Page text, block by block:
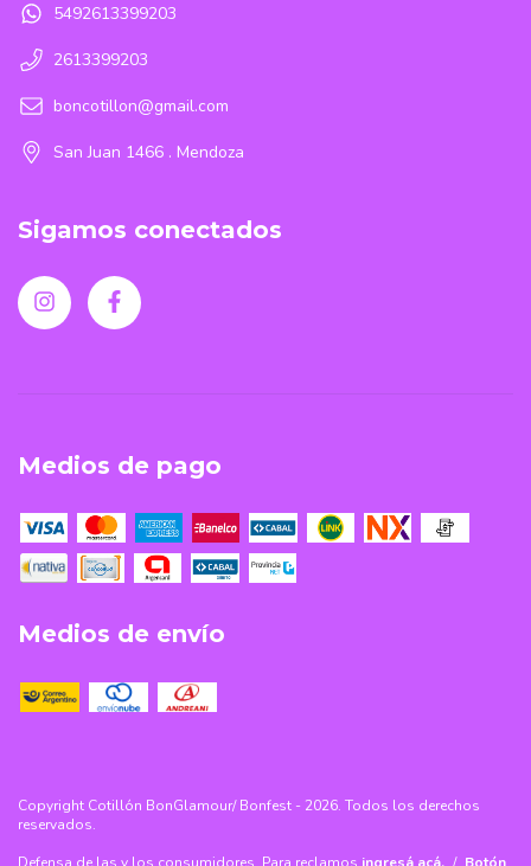
5492613399203
2613399203
boncotillon@gmail.com
San Juan 1466 . Mendoza
Sigamos conectados
Medios de pago
Medios de envío
Copyright Cotillón BonGlamour/ Bonfest - 2026. Todos los derechos
reservados.
Defensa de las y los consumidores. Para reclamos ingresá acá. / Botón